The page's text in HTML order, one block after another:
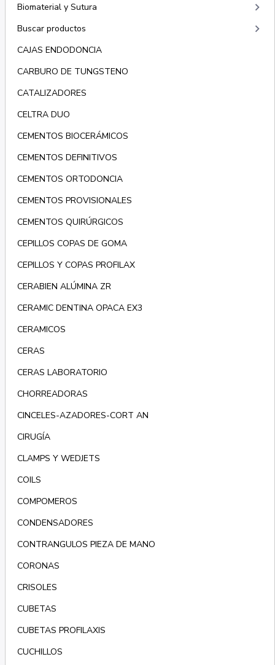
Biomaterial y Sutura
keyboard_arrow_right
Buscar productos keyboard_arrow_right
CAJAS ENDODONCIA
CARBURO DE TUNGSTENO
CATALIZADORES
CELTRA DUO
CEMENTOS BIOCERÁMICOS
CEMENTOS DEFINITIVOS
CEMENTOS ORTODONCIA
CEMENTOS PROVISIONALES
CEMENTOS QUIRÚRGICOS
CEPILLOS COPAS DE GOMA
CEPILLOS Y COPAS PROFILAX
CERABIEN ALÚMINA ZR
CERAMIC DENTINA OPACA EX3
CERAMICOS
CERAS
CERAS LABORATORIO
CHORREADORAS
CINCELES-AZADORES-CORT AN
CIRUGÍA
CLAMPS Y WEDJETS
COILS
COMPOMEROS
CONDENSADORES
CONTRANGULOS PIEZA DE MANO
CORONAS
CRISOLES
CUBETAS
CUBETAS PROFILAXIS
CUCHILLOS